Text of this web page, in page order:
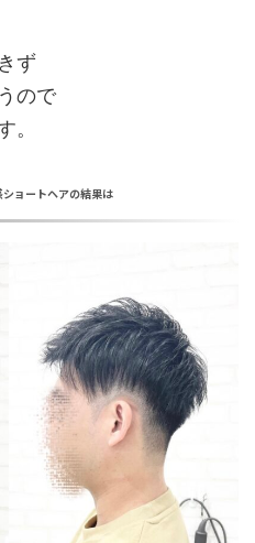
ず
ので
。
ョートヘアの結果は